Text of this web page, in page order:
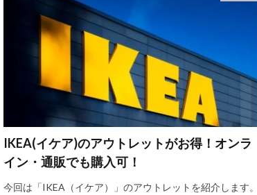
IKEA(イケア)のアウトレットがお得！オンラ
イン・通販でも購入可！
今回は「IKEA（イケア）」のアウトレットを紹介します。